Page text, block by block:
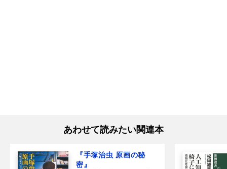
あわせて読みたい関連本
『手塚治虫 原画の秘
密』